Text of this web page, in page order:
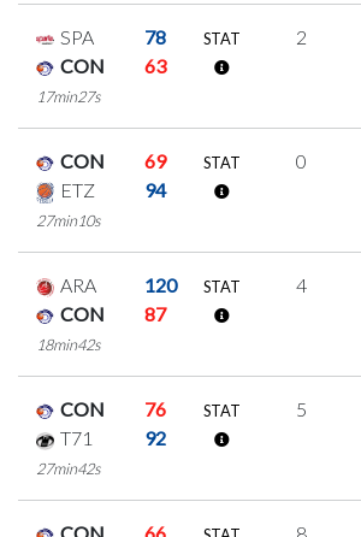
SPA
78
CON
63
17min27s
STAT 2
CON
69
ETZ
94
27min10s
STAT 0
ARA
120
CON
87
18min42s
STAT 4
CON
76
T71
92
27min42s
STAT 5